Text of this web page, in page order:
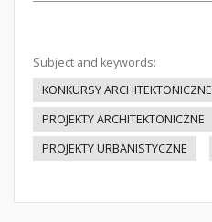
Subject and keywords:
KONKURSY ARCHITEKTONICZNE
PROJEKTY ARCHITEKTONICZNE
PROJEKTY URBANISTYCZNE